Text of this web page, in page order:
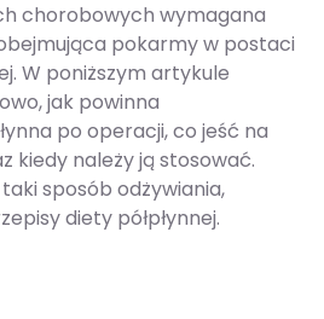
chorobowych wymagana
pokarmy w postaci
W poniższym artykule
jak powinna
po operacji, co jeść na
kiedy należy ją stosować.
sposób odżywiania,
diety półpłynnej.